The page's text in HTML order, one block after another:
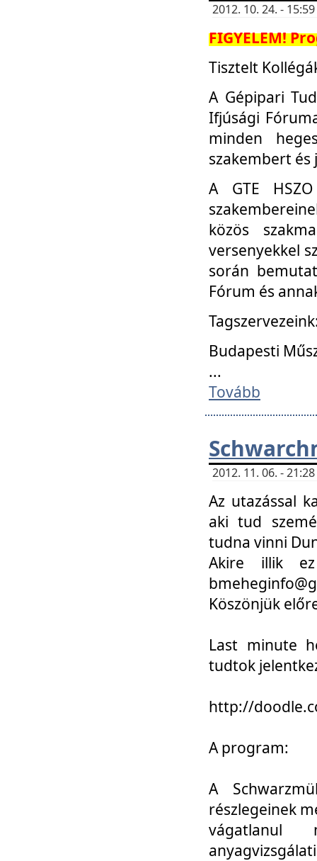
2012. 10. 24. -
FIGYELEM!
Tisztelt
A Gépipari
Ifjúsági
minden
szakembert
A GTE
közös
versenyekkel
során
Fórum és
Budapesti
...
Tovább
2012. 11. 06. -
Az utazással
aki tud
tudna vinni
Akire illik
Köszönjük
Last minute
tudtok
http://
A program:
A
részlegeinek
vágatlanul